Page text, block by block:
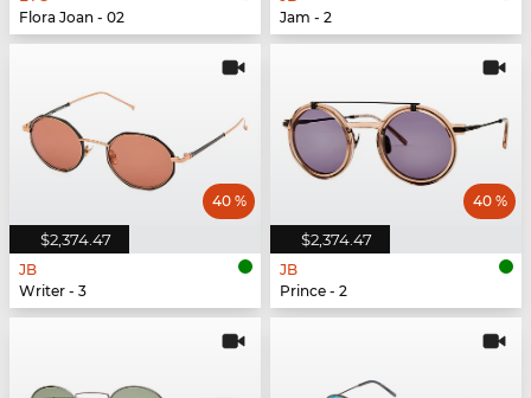
Flora Joan - 02
Jam - 2
$2,374.47
40 %
JB
Writer - 3
$2,374.47
40 %
JB
Prince - 2